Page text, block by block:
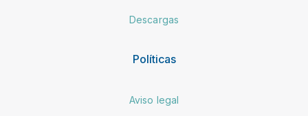
Descargas
Políticas
Aviso legal